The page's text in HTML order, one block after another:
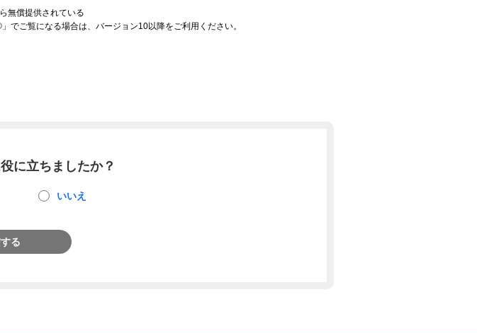
無償提供されている
でご覧になる場合は、バージョン10以降をご利用ください。
に立ちましたか？
いいえ
る